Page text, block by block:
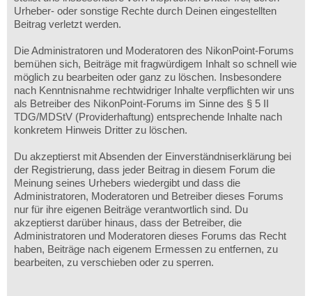
Urheber- oder sonstige Rechte durch Deinen eingestellten
Beitrag verletzt werden.
Die Administratoren und Moderatoren des NikonPoint-Forums
bemühen sich, Beiträge mit fragwürdigem Inhalt so schnell wie
möglich zu bearbeiten oder ganz zu löschen. Insbesondere
nach Kenntnisnahme rechtwidriger Inhalte verpflichten wir uns
als Betreiber des NikonPoint-Forums im Sinne des § 5 II
TDG/MDStV (Providerhaftung) entsprechende Inhalte nach
konkretem Hinweis Dritter zu löschen.
Du akzeptierst mit Absenden der Einverständniserklärung bei
der Registrierung, dass jeder Beitrag in diesem Forum die
Meinung seines Urhebers wiedergibt und dass die
Administratoren, Moderatoren und Betreiber dieses Forums
nur für ihre eigenen Beiträge verantwortlich sind. Du
akzeptierst darüber hinaus, dass der Betreiber, die
Administratoren und Moderatoren dieses Forums das Recht
haben, Beiträge nach eigenem Ermessen zu entfernen, zu
bearbeiten, zu verschieben oder zu sperren.